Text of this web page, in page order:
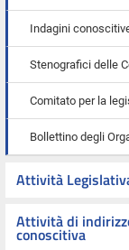
Indagini
Stenografici delle
Comitato per la
Bollettino degli
Attività
Attività di
conoscitiva